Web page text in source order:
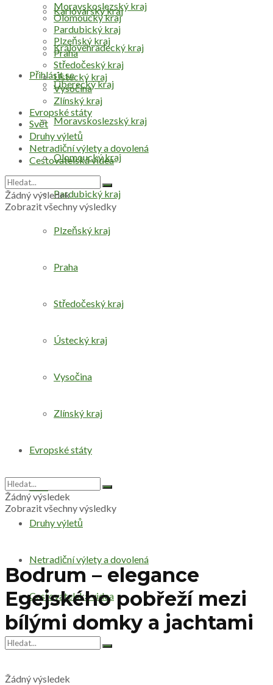
Přihlásit se
Karlovarský kraj
Královéhradecký kraj
Liberecký kraj
Moravskoslezský kraj
Olomoucký kraj
Pardubický kraj
Plzeňský kraj
Praha
Středočeský kraj
Ústecký kraj
Vysočina
Zlínský kraj
Evropské státy
Svět
Druhy výletů
Netradiční výlety a dovolená
Cestovatelská videa
Žádný výsledek
Moravskoslezský kraj
Olomoucký kraj
Pardubický kraj
Plzeňský kraj
Praha
Středočeský kraj
Ústecký kraj
Vysočina
Zlínský kraj
Evropské státy
Svět
Druhy výletů
Netradiční výlety a dovolená
Cestovatelská videa
Žádný výsledek
Zobrazit všechny výsledky
Žádný výsledek
Zobrazit všechny výsledky
Bodrum – elegance
Egejského pobřeží mezi
bílými domky a jachtami